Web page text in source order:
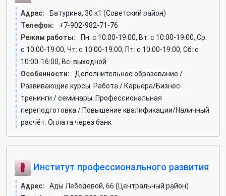
Адрес:
Батурина, 30 к1 (Советский район)
Телефон:
+7-902-982-71-76
Режим работы:
Пн: c 10:00-19:00, Вт: c 10:00-19:00, Ср:
c 10:00-19:00, Чт: c 10:00-19:00, Пт: c 10:00-19:00, Сб: c
10:00-16:00, Вс: выходной
Особенности:
Дополнительное образование /
Развивающие курсы. Работа / Карьера/Бизнес-
тренинги / семинары. Профессиональная
переподготовка / Повышение квалификации/Наличный
расчёт. Оплата через банк
Институт профессионального развития
Адрес:
Ады Лебедевой, 66 (Центральный район)